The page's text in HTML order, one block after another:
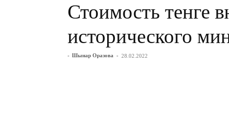
Стоимость тенге
исторического
- Шынар Оразова - 28.02.2022